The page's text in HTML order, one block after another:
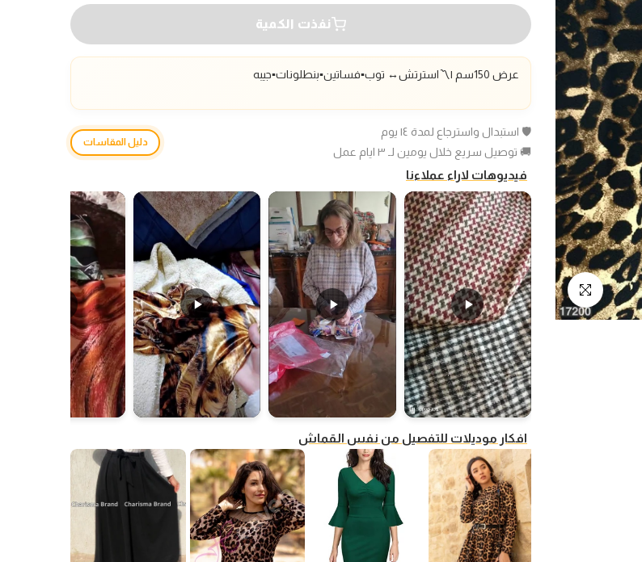
انقر للتكبير
نفذت الكمية
عرض 150سم |〽️استرتش ↔️ توب▪️فساتين▪️بنطلونات▪️جيبه
🛡️ استبدال واسترجاع لمدة ١٤ يوم
🚚 توصيل سريع خلال يومين لـ ٣ ايام عمل
دليل المقاسات
فيديوهات لاراء عملاءنا
افكار موديلات للتفصيل من نفس القماش